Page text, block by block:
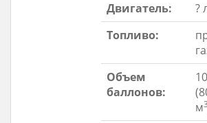
Двигатель:
?
Топливо:
Объем
баллонов:
м3